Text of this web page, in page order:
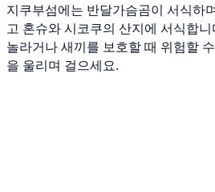
지쿠부섬에는 반달가슴곰이 서식하
고 혼슈와 시코쿠의 산지에 서식합
놀라거나 새끼를 보호할 때 위험할
을 울리며 걸으세요.